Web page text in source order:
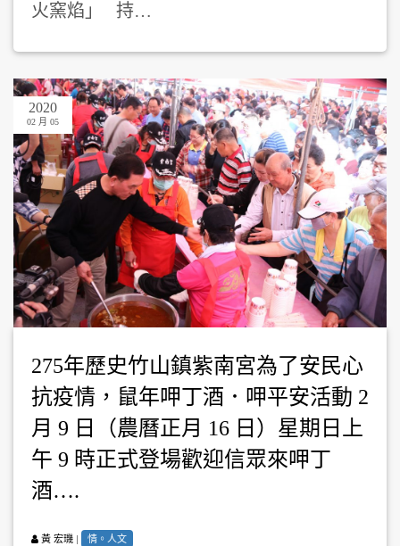
火窯焰」 持…
2020
02 月 05
275年歷史竹山鎮紫南宮為了安民心
抗疫情，鼠年呷丁酒．呷平安活動 2
月 9 日（農曆正月 16 日）星期日上
午 9 時正式登場歡迎信眾來呷丁
酒….
黃 宏璣 | 情。人文